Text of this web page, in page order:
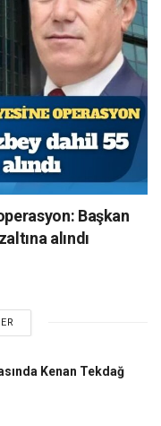
Başkan
alındı
Kenan Tekdağ